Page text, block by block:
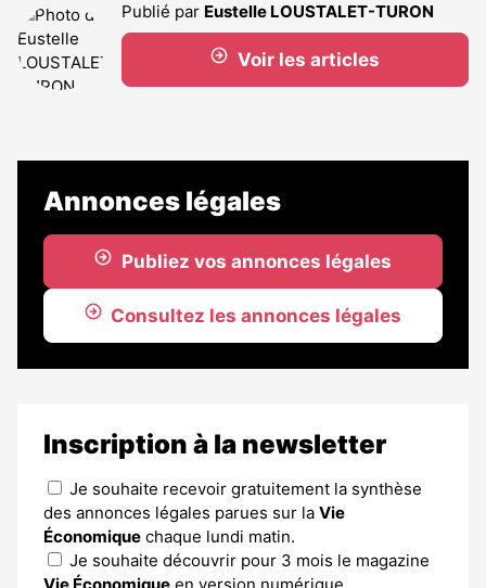
Publié par Eustelle LOUSTALET-TURON
Voir les articles
Annonces légales
Publiez vos annonces légales
Consultez les annonces légales
Inscription à la newsletter
Je souhaite recevoir gratuitement la synthèse
des annonces légales parues sur la Vie
Économique chaque lundi matin.
Je souhaite découvrir pour 3 mois le magazine